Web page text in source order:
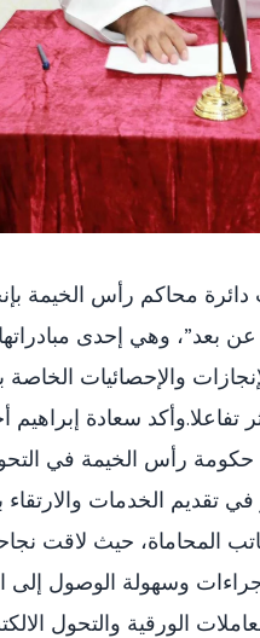
محاكم رأس الخيمة
بعد”، وهي إحدى مبادراتها
والإحصائيات
سعادة إبراهيم
رأس الخيمة في
تقديم الخدمات والارتقاء
المحاماة، حيث لاقت
وسهولة الوصول إلى
الورقية والتحول